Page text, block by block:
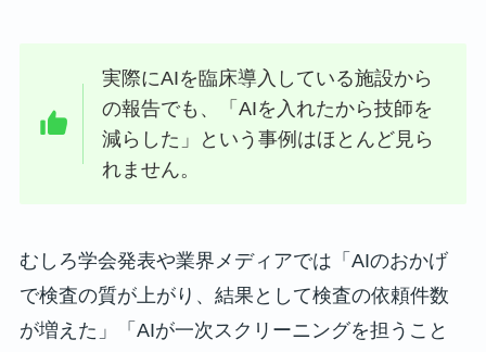
実際にAIを臨床導入している施設から
の報告でも、「AIを入れたから技師を
減らした」という事例はほとんど見ら
れません。
むしろ学会発表や業界メディアでは「AIのおかげ
で検査の質が上がり、結果として検査の依頼件数
が増えた」「AIが一次スクリーニングを担うこと